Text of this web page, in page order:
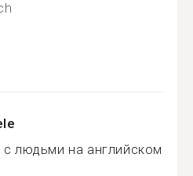
людьми на английском